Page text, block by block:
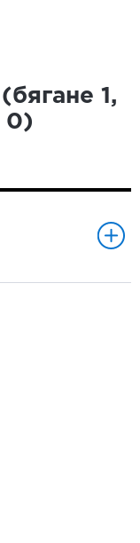
(бягане 1 ,
0)